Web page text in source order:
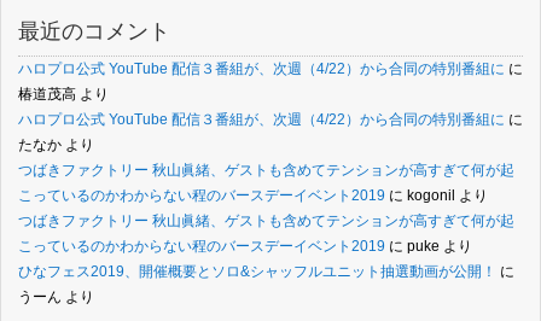
最近のコメント
ハロプロ公式 YouTube 配信３番組が、次週（4/22）から合同の特別番組に に
椿道茂高 より
ハロプロ公式 YouTube 配信３番組が、次週（4/22）から合同の特別番組に に
たなか より
つばきファクトリー 秋山眞緒、ゲストも含めてテンションが高すぎて何が起
こっているのかわからない程のバースデーイベント2019 に kogonil より
つばきファクトリー 秋山眞緒、ゲストも含めてテンションが高すぎて何が起
こっているのかわからない程のバースデーイベント2019 に puke より
ひなフェス2019、開催概要とソロ&シャッフルユニット抽選動画が公開！
に
うーん より